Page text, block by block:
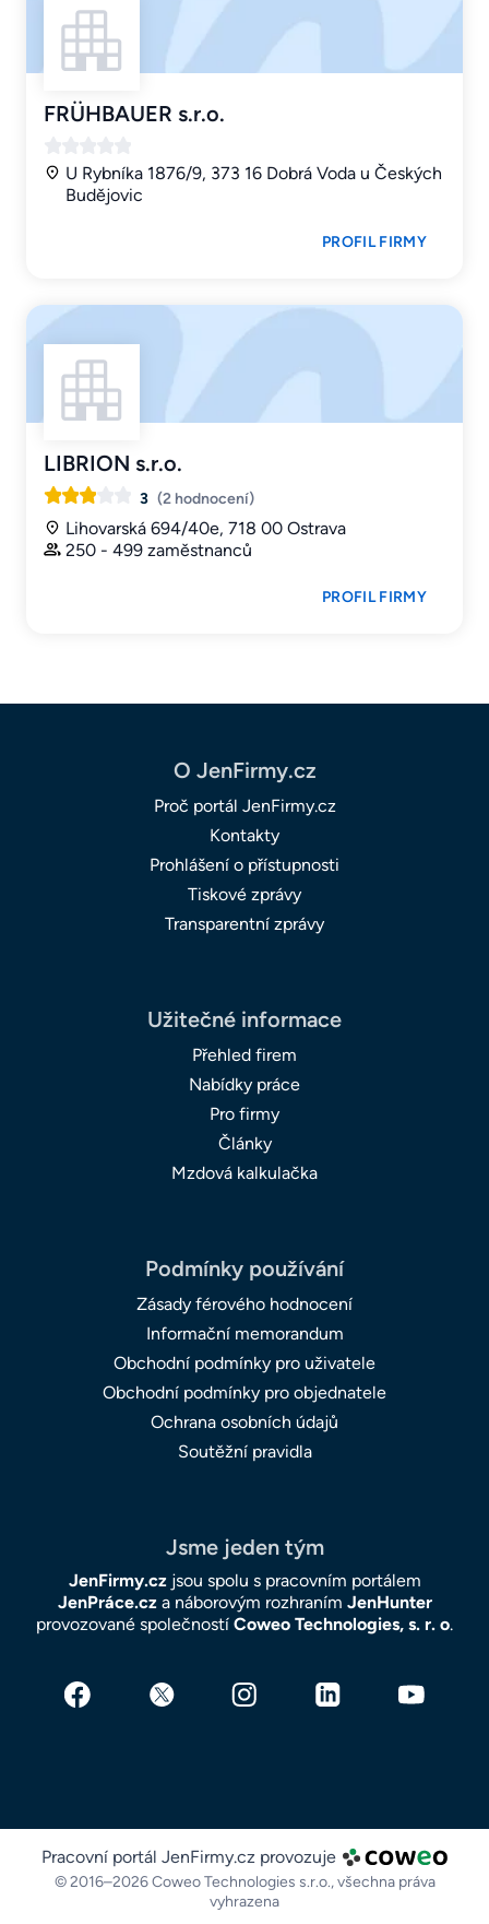
FRÜHBAUER s.r.o.
U Rybníka 1876/9, 373 16 Dobrá Voda u Českých
Budějovic
PROFIL FIRMY
LIBRION s.r.o.
3 (2 hodnocení)
Lihovarská 694/40e, 718 00 Ostrava
250 - 499 zaměstnanců
PROFIL FIRMY
O JenFirmy.cz
Proč portál JenFirmy.cz
Kontakty
Prohlášení o přístupnosti
Tiskové zprávy
Transparentní zprávy
Užitečné informace
Přehled firem
Nabídky práce
Pro firmy
Články
Mzdová kalkulačka
Podmínky používání
Zásady férového hodnocení
Informační memorandum
Obchodní podmínky pro uživatele
Obchodní podmínky pro objednatele
Ochrana osobních údajů
Soutěžní pravidla
Jsme jeden tým
JenFirmy.czjsou spolu s pracovním portálem
JenPráce.cza náborovým rozhraním JenHunter
provozované společností Coweo Technologies, s. r. o.
Pracovní portál JenFirmy.cz provozuje
© 2016–2026 Coweo Technologies s.r.o.,všechna práva
vyhrazena